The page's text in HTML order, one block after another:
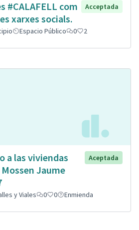
#CALAFELL com
xarxes socials.
Acceptada
Espacio Público 0 2
a las viviendas
Jaume
Aceptada
y Viales 0 0 Enmienda